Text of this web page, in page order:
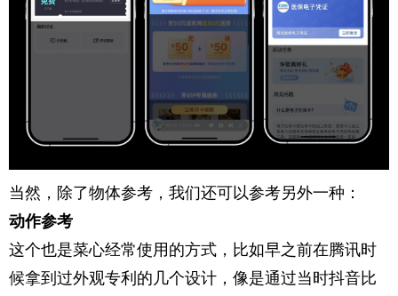
当然，除了物体参考，我们还可以参考另外一种：
动作参考
这个也是菜心经常使用的方式，比如早之前在腾讯时
候拿到过外观专利的几个设计，像是通过当时抖音比